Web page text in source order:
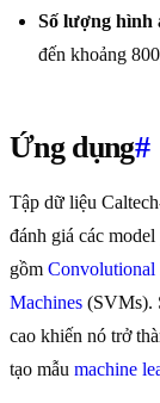
Số lượng hình
đến khoảng
Ứng dụng#
Tập dữ liệu
đánh giá các model
gồm
Machines (SVMs).
cao khiến nó trở
tạo mẫu machine